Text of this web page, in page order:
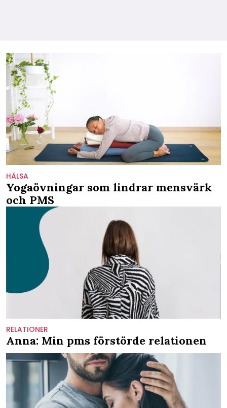
HÄLSA
Yogaövningar som lindrar mensvärk
och PMS
RELATIONER
Anna: Min pms förstörde relationen